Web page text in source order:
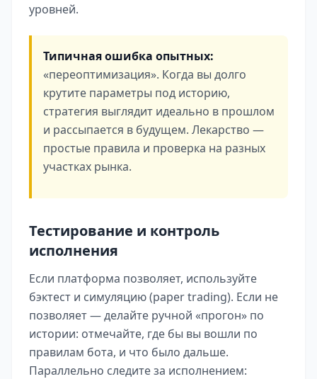
уровней.
Типичная ошибка опытных:
«переоптимизация». Когда вы долго
крутите параметры под историю,
стратегия выглядит идеально в прошлом
и рассыпается в будущем. Лекарство —
простые правила и проверка на разных
участках рынка.
Тестирование и контроль
исполнения
Если платформа позволяет, используйте
бэктест и симуляцию (paper trading). Если не
позволяет — делайте ручной «прогон» по
истории: отмечайте, где бы вы вошли по
правилам бота, и что было дальше.
Параллельно следите за исполнением: